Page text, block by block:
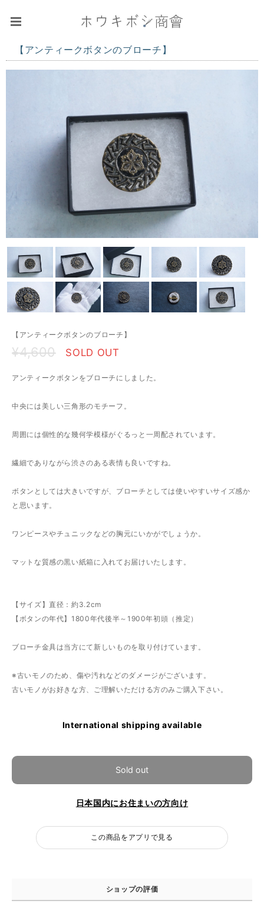
【アンティークボタンのブローチ】
【アンティークボタンのブローチ】
¥4,600 SOLD OUT
アンティークボタンをブローチにしました。
中央には美しい三角形のモチーフ。
周囲には個性的な幾何学模様がぐるっと一周配されています。
繊細でありながら渋さのある表情も良いですね。
ボタンとしては大きいですが、ブローチとしては使いやすいサイズ感か
と思います。
ワンピースやチュニックなどの胸元にいかがでしょうか。
マットな質感の黒い紙箱に入れてお届けいたします。
【サイズ】直径：約3.2cm
【ボタンの年代】1800年代後半～1900年初頭（推定）
ブローチ金具は当方にて新しいものを取り付けています。
※古いモノのため、傷や汚れなどのダメージがございます。
古いモノがお好きな方、ご理解いただける方のみご購入下さい。
International shipping available
Sold out
日本国内にお住まいの方向け
この商品をアプリで見る
ショップの評価